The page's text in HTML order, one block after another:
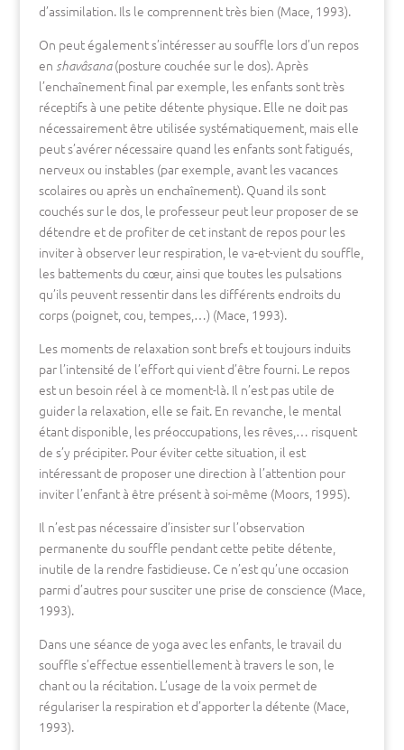
d’assimilation. Ils le comprennent très bien (Mace, 1993).
On peut également s’intéresser au souffle lors d’un repos
en shavâsana(posture couchée sur le dos). Après
l’enchaînement final par exemple, les enfants sont très
réceptifs à une petite détente physique. Elle ne doit pas
nécessairement être utilisée systématiquement, mais elle
peut s’avérer nécessaire quand les enfants sont fatigués,
nerveux ou instables (par exemple, avant les vacances
scolaires ou après un enchaînement). Quand ils sont
couchés sur le dos, le professeur peut leur proposer de se
détendre et de profiter de cet instant de repos pour les
inviter à observer leur respiration, le va-et-vient du souffle,
les battements du cœur, ainsi que toutes les pulsations
qu’ils peuvent ressentir dans les différents endroits du
corps (poignet, cou, tempes,…) (Mace, 1993).
Les moments de relaxation sont brefs et toujours induits
par l’intensité de l’effort qui vient d’être fourni. Le repos
est un besoin réel à ce moment-là. Il n’est pas utile de
guider la relaxation, elle se fait. En revanche, le mental
étant disponible, les préoccupations, les rêves,… risquent
de s’y précipiter. Pour éviter cette situation, il est
intéressant de proposer une direction à l’attention pour
inviter l’enfant à être présent à soi-même (Moors, 1995).
Il n’est pas nécessaire d’insister sur l’observation
permanente du souffle pendant cette petite détente,
inutile de la rendre fastidieuse. Ce n’est qu’une occasion
parmi d’autres pour susciter une prise de conscience (Mace,
1993).
Dans une séance de yoga avec les enfants, le travail du
souffle s’effectue essentiellement à travers le son, le
chant ou la récitation. L’usage de la voix permet de
régulariser la respiration et d’apporter la détente (Mace,
1993).